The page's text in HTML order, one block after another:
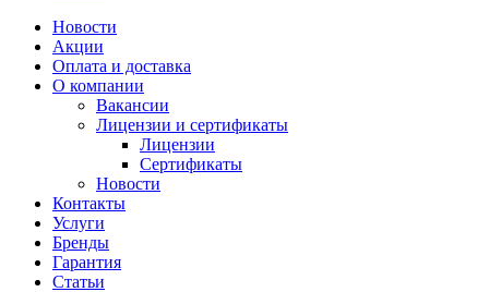
Новости
Акции
Оплата и доставка
О компании
Вакансии
Лицензии и сертификаты
Лицензии
Сертификаты
Новости
Контакты
Услуги
Бренды
Гарантия
Статьи